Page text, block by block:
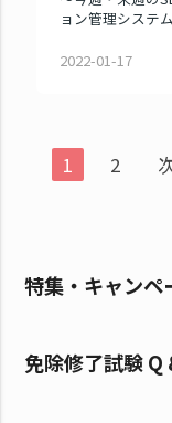
ョン管理システ
2022-01-17
1 2
特集・キャンペ
免除修了試験 Q